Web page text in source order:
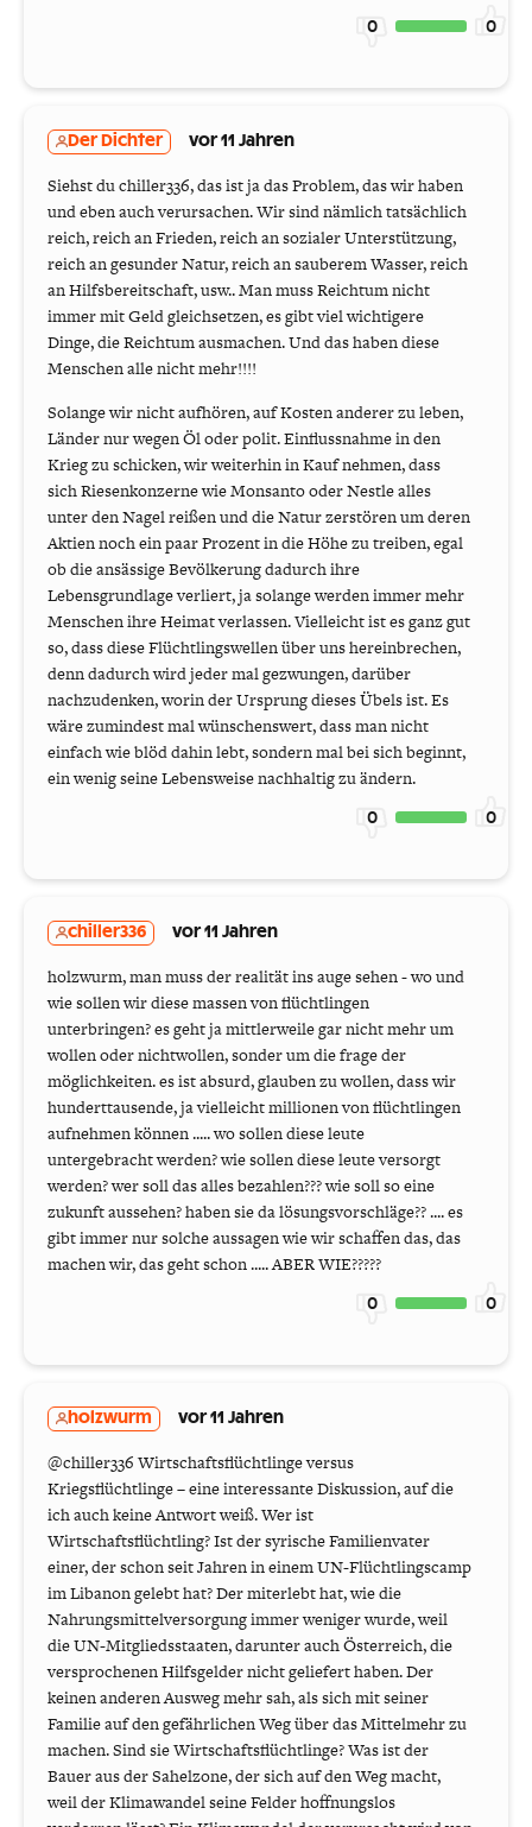
0 0
Der Dichter vor 11 Jahren
Siehst du chiller336, das ist ja das Problem, das wir haben
und eben auch verursachen. Wir sind nämlich tatsächlich
reich, reich an Frieden, reich an sozialer Unterstützung,
reich an gesunder Natur, reich an sauberem Wasser, reich
an Hilfsbereitschaft, usw.. Man muss Reichtum nicht
immer mit Geld gleichsetzen, es gibt viel wichtigere
Dinge, die Reichtum ausmachen. Und das haben diese
Menschen alle nicht mehr!!!!
Solange wir nicht aufhören, auf Kosten anderer zu leben,
Länder nur wegen Öl oder polit. Einflussnahme in den
Krieg zu schicken, wir weiterhin in Kauf nehmen, dass
sich Riesenkonzerne wie Monsanto oder Nestle alles
unter den Nagel reißen und die Natur zerstören um deren
Aktien noch ein paar Prozent in die Höhe zu treiben, egal
ob die ansässige Bevölkerung dadurch ihre
Lebensgrundlage verliert, ja solange werden immer mehr
Menschen ihre Heimat verlassen. Vielleicht ist es ganz gut
so, dass diese Flüchtlingswellen über uns hereinbrechen,
denn dadurch wird jeder mal gezwungen, darüber
nachzudenken, worin der Ursprung dieses Übels ist. Es
wäre zumindest mal wünschenswert, dass man nicht
einfach wie blöd dahin lebt, sondern mal bei sich beginnt,
ein wenig seine Lebensweise nachhaltig zu ändern.
0 0
chiller336 vor 11 Jahren
holzwurm, man muss der realität ins auge sehen - wo und
wie sollen wir diese massen von flüchtlingen
unterbringen? es geht ja mittlerweile gar nicht mehr um
wollen oder nichtwollen, sonder um die frage der
möglichkeiten. es ist absurd, glauben zu wollen, dass wir
hunderttausende, ja vielleicht millionen von flüchtlingen
aufnehmen können ..... wo sollen diese leute
untergebracht werden? wie sollen diese leute versorgt
werden? wer soll das alles bezahlen??? wie soll so eine
zukunft aussehen? haben sie da lösungsvorschläge?? .... es
gibt immer nur solche aussagen wie wir schaffen das, das
machen wir, das geht schon ..... ABER WIE?????
0 0
holzwurm vor 11 Jahren
@chiller336 Wirtschaftsflüchtlinge versus
Kriegsflüchtlinge – eine interessante Diskussion, auf die
ich auch keine Antwort weiß. Wer ist
Wirtschaftsflüchtling? Ist der syrische Familienvater
einer, der schon seit Jahren in einem UN-Flüchtlingscamp
im Libanon gelebt hat? Der miterlebt hat, wie die
Nahrungsmittelversorgung immer weniger wurde, weil
die UN-Mitgliedsstaaten, darunter auch Österreich, die
versprochenen Hilfsgelder nicht geliefert haben. Der
keinen anderen Ausweg mehr sah, als sich mit seiner
Familie auf den gefährlichen Weg über das Mittelmehr zu
machen. Sind sie Wirtschaftsflüchtlinge? Was ist der
Bauer aus der Sahelzone, der sich auf den Weg macht,
weil der Klimawandel seine Felder hoffnungslos